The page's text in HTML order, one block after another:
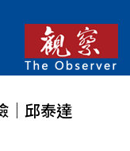
│邱泰達